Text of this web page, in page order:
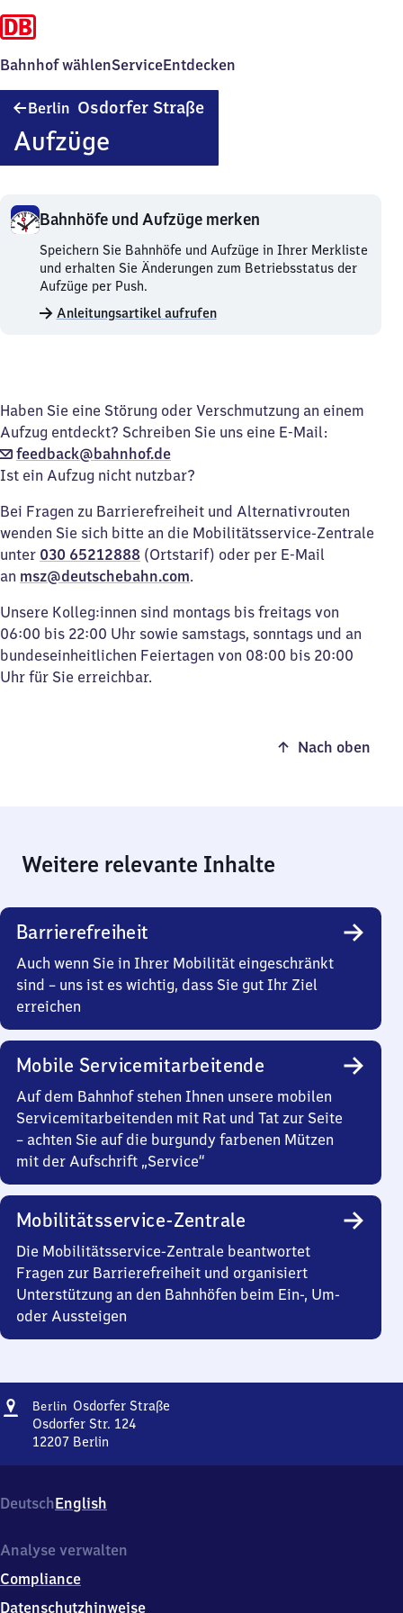
Bahnhof wählenServiceEntdecken
Berlin Osdorfer Straße
Aufzüge
Bahnhöfe und Aufzüge merken
Bahnhöfe
und
Aufzüge
merken.
Speichern Sie Bahnhöfe und Aufzüge in Ihrer Merkliste
und erhalten Sie Änderungen zum Betriebsstatus der
Aufzüge per Push.
Anleitungsartikel aufrufen
Haben Sie eine Störung oder Verschmutzung an einem
Aufzug entdeckt? Schreiben Sie uns eine E-Mail:
feedback@bahnhof.de
Ist ein Aufzug nicht nutzbar?
Bei Fragen zu Barrierefreiheit und Alternativrouten
wenden Sie sich bitte an die Mobilitätsservice-Zentrale
unter 030 65212888 (Ortstarif) oder per E-Mail
an msz@deutschebahn.com.
Unsere Kolleg:innen sind montags bis freitags von
06:00 bis 22:00 Uhr sowie samstags, sonntags und an
bundeseinheitlichen Feiertagen von 08:00 bis 20:00
Uhr für Sie erreichbar.
Nach oben
Weitere relevante Inhalte
Barrierefreiheit
Auch wenn Sie in Ihrer Mobilität eingeschränkt
sind – uns ist es wichtig, dass Sie gut Ihr Ziel
erreichen
Mobile Servicemitarbeitende
Auf dem Bahnhof stehen Ihnen unsere mobilen
Servicemitarbeitenden mit Rat und Tat zur Seite
– achten Sie auf die burgundy farbenen Mützen
mit der Aufschrift „Service“
Mobilitätsservice-Zentrale
Die Mobilitätsservice-Zentrale beantwortet
Fragen zur Barrierefreiheit und organisiert
Unterstützung an den Bahnhöfen beim Ein-, Um-
oder Aussteigen
Adresse
Berlin Osdorfer StraßeBerlin
Osdorfer Str. 124
12207 Berlin
Straße,
Osdorfer
124,
2
2
DeutschEnglish
Analyse verwalten
Compliance
Datenschutzhinweise